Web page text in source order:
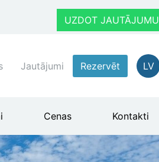
UZDOT JAUTĀJUMU
Jautājumi Rezervēt LV
Cenas Kontakti